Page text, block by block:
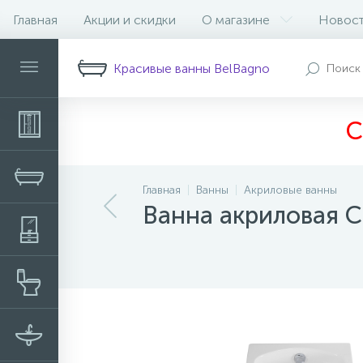
Главная Акции и скидки О магазине
Красивые ванны BelBagno
Главная Ванны Акриловые ванны
Ванна акриловая
Описание Характеристики